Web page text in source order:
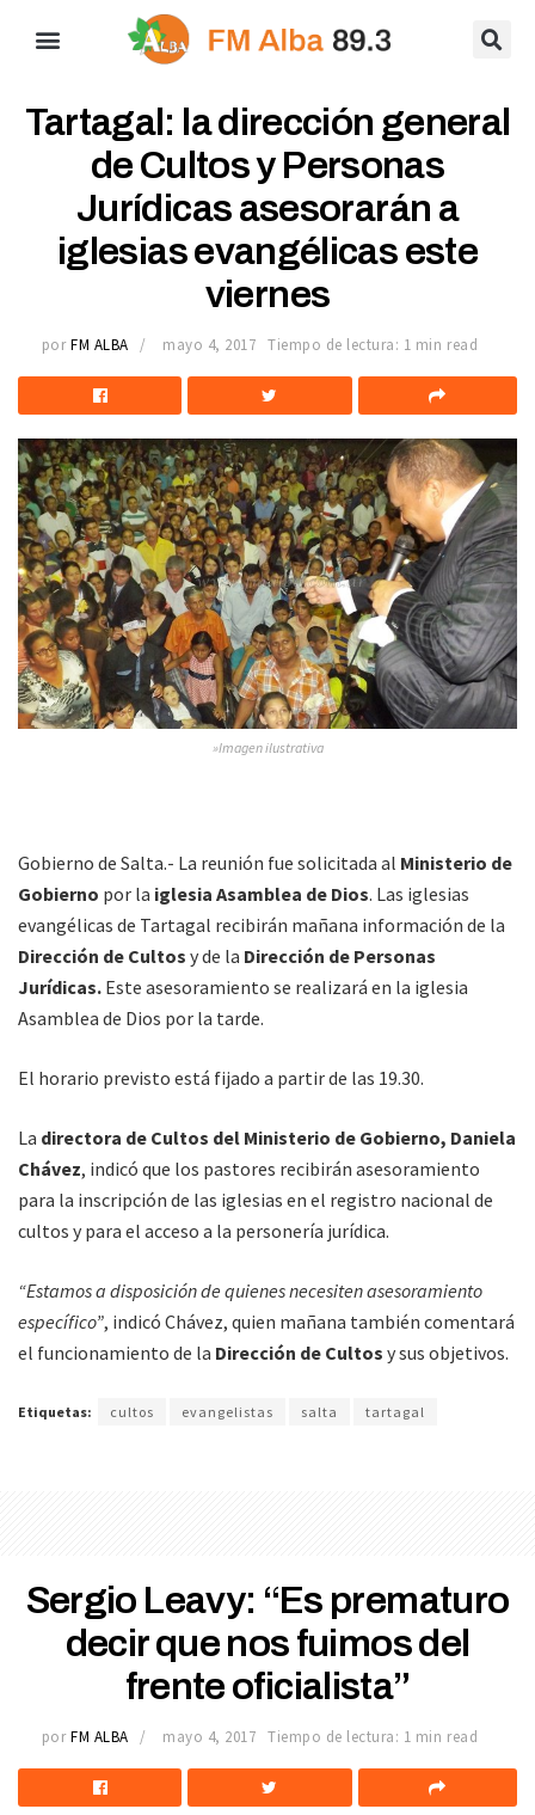
Tartagal: la dirección general
de Cultos y Personas
Jurídicas asesorarán a
iglesias evangélicas este
viernes
por FM ALBA mayo 4, 2017 Tiempo de lectura: 1 min read
»Imagen ilustrativa
Gobierno de Salta.- La reunión fue solicitada al Ministerio de
Gobierno por la iglesia Asamblea de Dios. Las iglesias
evangélicas de Tartagal recibirán mañana información de la
Dirección de Cultos y de la Dirección de Personas
Jurídicas. Este asesoramiento se realizará en la iglesia
Asamblea de Dios por la tarde.
El horario previsto está fijado a partir de las 19.30.
La directora de Cultos del Ministerio de Gobierno, Daniela
Chávez, indicó que los pastores recibirán asesoramiento
para la inscripción de las iglesias en el registro nacional de
cultos y para el acceso a la personería jurídica.
“Estamos a disposición de quienes necesiten asesoramiento
específico”, indicó Chávez, quien mañana también comentará
el funcionamiento de la Dirección de Cultos y sus objetivos.
Etiquetas: cultos evangelistas salta tartagal
Sergio Leavy: “Es prematuro
decir que nos fuimos del
frente oficialista”
por FM ALBA mayo 4, 2017 Tiempo de lectura: 1 min read